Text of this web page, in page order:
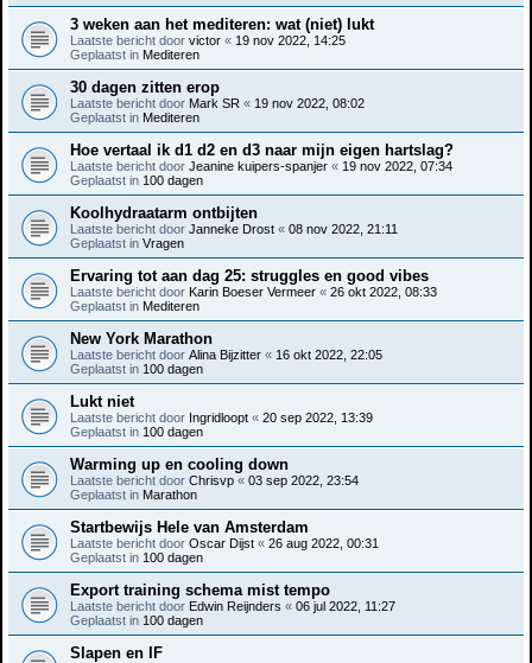
3 weken aan het mediteren: wat (niet) lukt
Laatste bericht door victor « 19 nov 2022, 14:25
Geplaatst in Mediteren
30 dagen zitten erop
Laatste bericht door Mark SR « 19 nov 2022, 08:02
Geplaatst in Mediteren
Hoe vertaal ik d1 d2 en d3 naar mijn eigen hartslag?
Laatste bericht door Jeanine kuipers-spanjer « 19 nov 2022, 07:34
Geplaatst in 100 dagen
Koolhydraatarm ontbijten
Laatste bericht door Janneke Drost « 08 nov 2022, 21:11
Geplaatst in Vragen
Ervaring tot aan dag 25: struggles en good vibes
Laatste bericht door Karin Boeser Vermeer « 26 okt 2022, 08:33
Geplaatst in Mediteren
New York Marathon
Laatste bericht door Alina Bijzitter « 16 okt 2022, 22:05
Geplaatst in 100 dagen
Lukt niet
Laatste bericht door Ingridloopt « 20 sep 2022, 13:39
Geplaatst in 100 dagen
Warming up en cooling down
Laatste bericht door Chrisvp « 03 sep 2022, 23:54
Geplaatst in Marathon
Startbewijs Hele van Amsterdam
Laatste bericht door Oscar Dijst « 26 aug 2022, 00:31
Geplaatst in 100 dagen
Export training schema mist tempo
Laatste bericht door Edwin Reijnders « 06 jul 2022, 11:27
Geplaatst in 100 dagen
Slapen en IF